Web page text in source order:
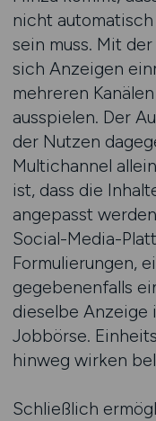
nicht
sein muss. Mit
sich Anzeigen
mehreren
ausspielen. Der
der Nutzen
Multichannel
ist, dass die
angepasst
Social-Media-
Formulierungen,
gegebenenfalls
dieselbe Anzeige
Jobbörse.
hinweg wirken
Schließlich